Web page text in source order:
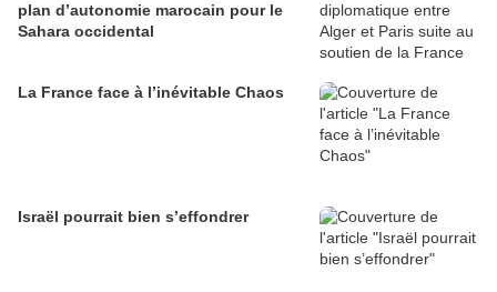
plan d’autonomie marocain pour le
Sahara occidental
La France face à l’inévitable Chaos
Israël pourrait bien s’effondrer